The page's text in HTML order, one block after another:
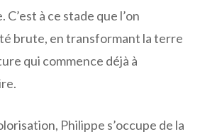
à ce stade que l’on
brute, en transformant la terre
qui commence déjà à
Philippe s’occupe de la